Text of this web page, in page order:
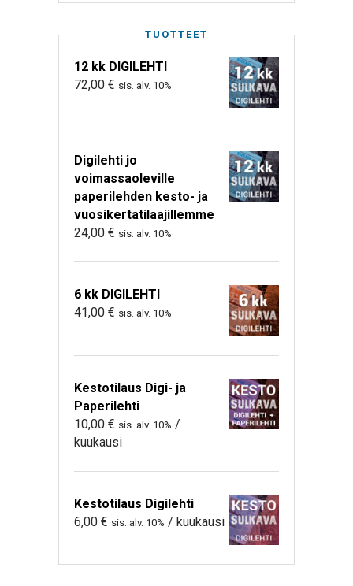
TUOTTEET
12 kk DIGILEHTI
72,00 € sis. alv. 10%
Digilehti jo
voimassaoleville
paperilehden kesto- ja
vuosikertatilaajillemme
24,00 € sis. alv. 10%
6 kk DIGILEHTI
41,00 € sis. alv. 10%
Kestotilaus Digi- ja
Paperilehti
10,00 € sis. alv. 10% /
kuukausi
Kestotilaus Digilehti
6,00 € sis. alv. 10% / kuukausi